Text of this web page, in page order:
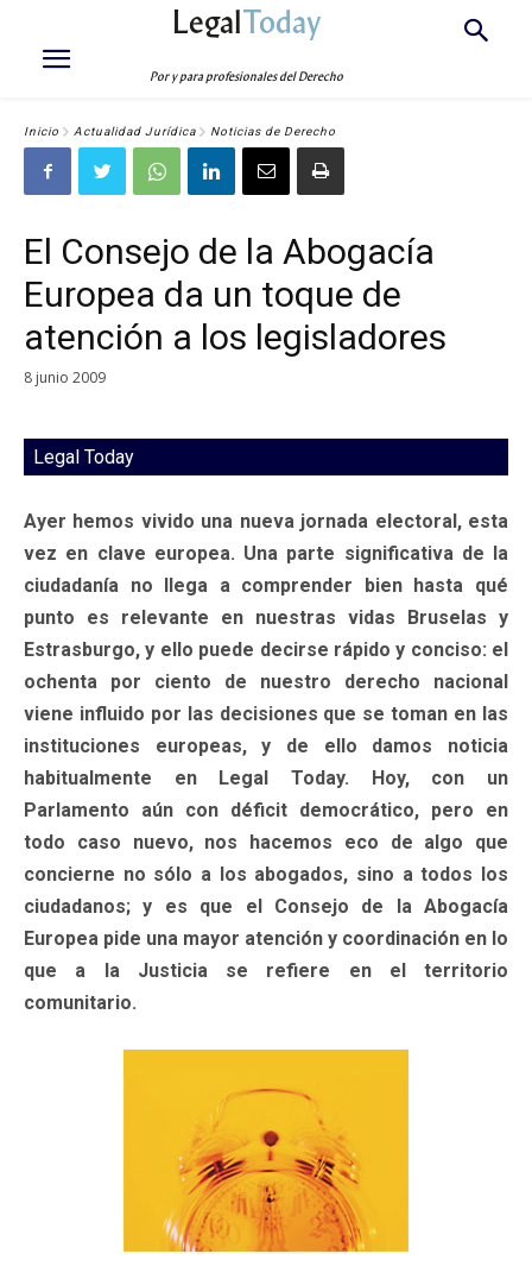
LegalToday
Por y para profesionales del Derecho
Inicio Actualidad Jurídica Noticias de Derecho
El Consejo de la Abogacía
Europea da un toque de
atención a los legisladores
8 junio 2009
Legal Today
Ayer hemos vivido una nueva jornada electoral, esta
vez en clave europea. Una parte significativa de la
ciudadanía no llega a comprender bien hasta qué
punto es relevante en nuestras vidas Bruselas y
Estrasburgo, y ello puede decirse rápido y conciso: el
ochenta por ciento de nuestro derecho nacional
viene influido por las decisiones que se toman en las
instituciones europeas, y de ello damos noticia
habitualmente en Legal Today. Hoy, con un
Parlamento aún con déficit democrático, pero en
todo caso nuevo, nos hacemos eco de algo que
concierne no sólo a los abogados, sino a todos los
ciudadanos; y es que el Consejo de la Abogacía
Europea pide una mayor atención y coordinación en lo
que a la Justicia se refiere en el territorio
comunitario.